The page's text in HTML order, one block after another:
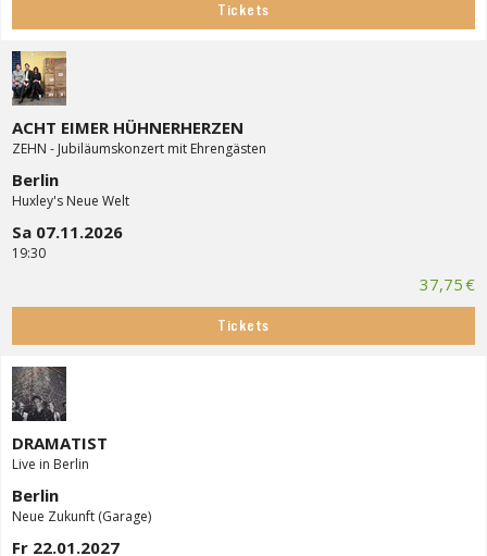
Tickets
ACHT EIMER HÜHNERHERZEN
ZEHN - Jubiläumskonzert mit Ehrengästen
Berlin
Huxley's Neue Welt
Sa 07.11.2026
19:30
37,75 €
Tickets
DRAMATIST
Live in Berlin
Berlin
Neue Zukunft (Garage)
Fr 22.01.2027